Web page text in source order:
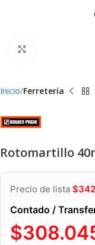
Inicio Ferretería
Rotomartillo
Precio de lista $
Contado /
$